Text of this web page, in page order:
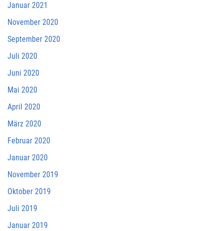
Januar 2021
November 2020
September 2020
Juli 2020
Juni 2020
Mai 2020
April 2020
März 2020
Februar 2020
Januar 2020
November 2019
Oktober 2019
Juli 2019
Januar 2019